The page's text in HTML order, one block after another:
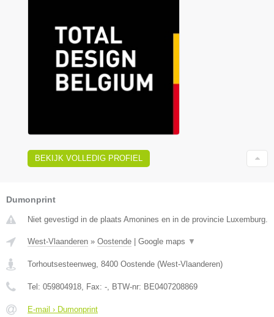
BEKIJK VOLLEDIG PROFIEL
Dumonprint
Niet gevestigd in de plaats Amonines en in de provincie Luxemburg.
West-Vlaanderen » Oostende Google maps ▼
Torhoutsesteenweg 8400 Oostende (West-Vlaanderen)
Tel: 059804918 , Fax: - , BTW-nr: BE0407208869
E-mail › Dumonprint